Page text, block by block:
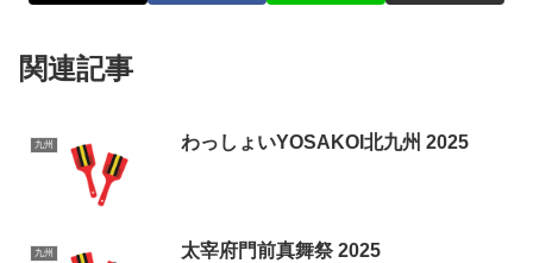
関連記事
九州 わっしょいYOSAKOI北九州 2025
九州 太宰府門前真舞祭 2025